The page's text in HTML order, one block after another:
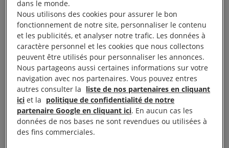
International.
« Les nouveaux éléments de preuve dont nous
disposons montrent que la transition politique, loin
de se dérouler sans heurts comme l’ont affirmé les
talibans, a coûté des vies à la population afghane,
victime une fois de plus.
« Des habitations, des hôpitaux, des écoles et des
commerces sont devenus des scènes de crime,
dans le monde.
Nous utilisons des cookies pour assurer le bon
fonctionnement de notre site, personnaliser le contenu
et les publicités, et analyser notre trafic. Les données à
caractère personnel et les cookies que nous collectons
peuvent être utilisés pour personnaliser les annonces.
Nous partageons aussi certaines informations sur votre
navigation avec nos partenaires. Vous pouvez entres
autres consulter la liste de nos partenaires en cliquant
ici et la politique de confidentialité de notre
partenaire Google en cliquant ici. En aucun cas les
données de nos bases ne sont revendues ou utilisées à
des fins commerciales.